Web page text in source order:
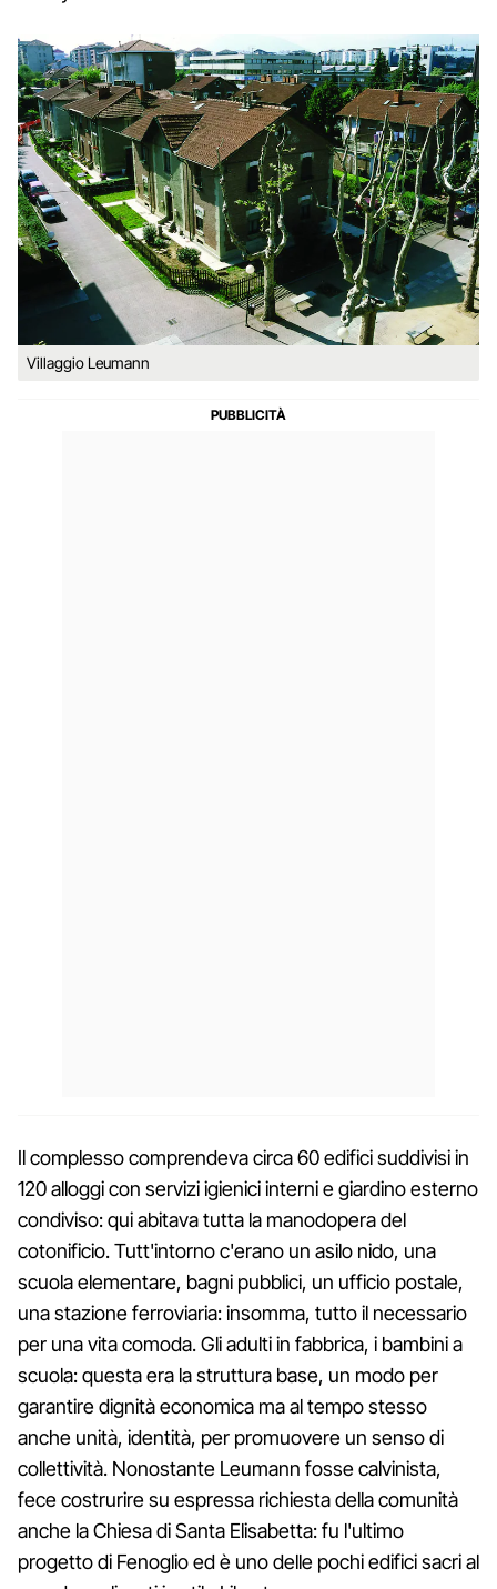
Villaggio Leumann
Il complesso comprendeva circa 60 edifici suddivisi in
120 alloggi con servizi igienici interni e giardino esterno
condiviso: qui abitava tutta la manodopera del
cotonificio. Tutt'intorno c'erano un asilo nido, una
scuola elementare, bagni pubblici, un ufficio postale,
una stazione ferroviaria: insomma, tutto il necessario
per una vita comoda. Gli adulti in fabbrica, i bambini a
scuola: questa era la struttura base, un modo per
garantire dignità economica ma al tempo stesso
anche unità, identità, per promuovere un senso di
collettività. Nonostante Leumann fosse calvinista,
fece costrurire su espressa richiesta della comunità
anche la Chiesa di Santa Elisabetta: fu l'ultimo
progetto di Fenoglio ed è uno delle pochi edifici sacri al